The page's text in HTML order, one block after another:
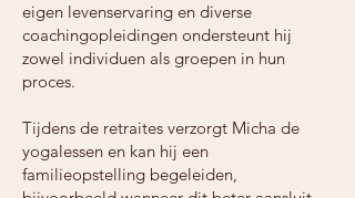
eigen levenservaring en diverse
coachingopleidingen ondersteunt hij
zowel individuen als groepen in hun
proces.
Tijdens de retraites verzorgt Micha de
yogalessen en kan hij een
familieopstelling begeleiden,